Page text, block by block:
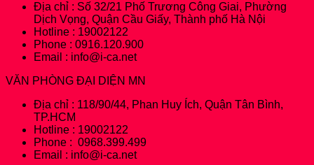
Địa chỉ : Số 32/21 Phố Trương Công Giai, Phường
Dịch Vọng, Quận Cầu Giấy, Thành phố Hà Nội
Hotline : 19002122
Phone : 0916.120.900
Email : info@i-ca.net
VĂN PHÒNG ĐẠI DIỆN MN
Địa chỉ : 118/90/44, Phan Huy Ích, Quận Tân Bình,
TP.HCM
Hotline : 19002122
Phone : 0968.399.499
Email : info@i-ca.net